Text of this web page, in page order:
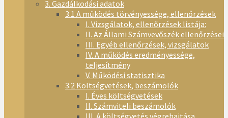
3. Gazdálkodási adatok
3.1 A működés törvényessége, ellenőrzések
I. Vizsgálatok, ellenőrzések listája:
II. Az Állami Számvevőszék ellenőrzései
III. Egyéb ellenőrzések, vizsgálatok
IV. A működés eredményessége,
teljesítmény
V. Működési statisztika
3.2 Költségvetések, beszámolók
I. Éves költségvetések
II. Számviteli beszámolók
III. A költségvetés végrehajtása